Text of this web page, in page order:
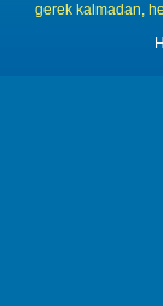
gerek kalmadan,